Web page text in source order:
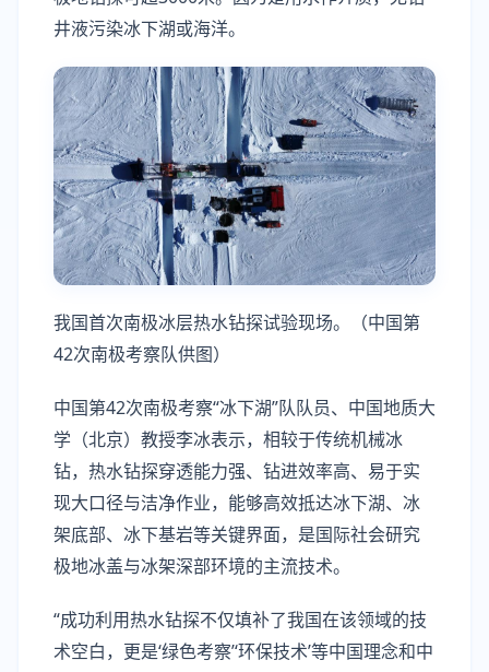
井液污染冰下湖或海洋。
我国首次南极冰层热水钻探试验现场。（中国第
42次南极考察队供图）
中国第42次南极考察“冰下湖”队队员、中国地质大
学（北京）教授李冰表示，相较于传统机械冰
钻，热水钻探穿透能力强、钻进效率高、易于实
现大口径与洁净作业，能够高效抵达冰下湖、冰
架底部、冰下基岩等关键界面，是国际社会研究
极地冰盖与冰架深部环境的主流技术。
“成功利用热水钻探不仅填补了我国在该领域的技
术空白，更是‘绿色考察’‘环保技术’等中国理念和中